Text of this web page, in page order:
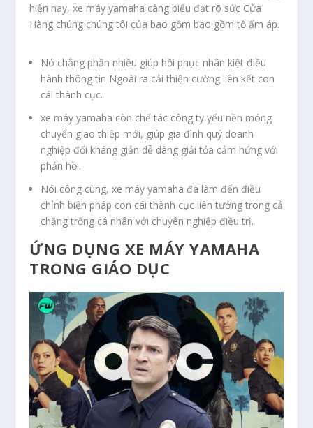
hiện nay, xe máy yamaha càng biểu đạt rõ sức Cửa
Hàng chúng chúng tôi của bao gồm bao gồm tổ ấm áp.
Nó chẳng phần nhiều giúp hồi phục nhân kiệt điều
hành thông tin Ngoài ra cải thiện cường liên kết con
cái thành cục.
xe máy yamaha còn chế tác công ty yếu nền móng
chuyển giao thiệp mới, giúp gia đình quý doanh
nghiệp đối kháng giản dễ dàng giải tỏa cảm hứng với
phản hồi.
Nói công cùng, xe máy yamaha đã làm đến điều
chỉnh biện pháp con cái thành cục liên tưởng trong cả
chặng trống cá nhân với chuyên nghiệp điều trị.
ỨNG DỤNG XE MÁY YAMAHA
TRONG GIÁO DỤC